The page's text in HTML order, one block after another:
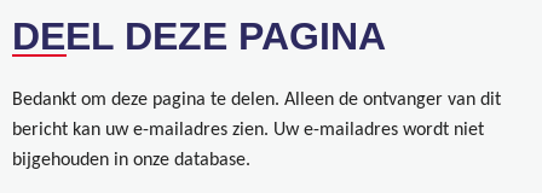
DEEL DEZE PAGINA
Bedankt om deze pagina te delen. Alleen de ontvanger van dit
bericht kan uw e-mailadres zien. Uw e-mailadres wordt niet
bijgehouden in onze database.